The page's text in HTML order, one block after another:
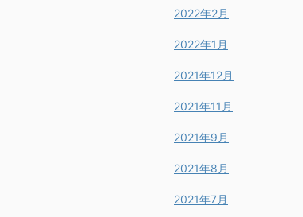
2022年2月
2022年1月
2021年12月
2021年11月
2021年9月
2021年8月
2021年7月